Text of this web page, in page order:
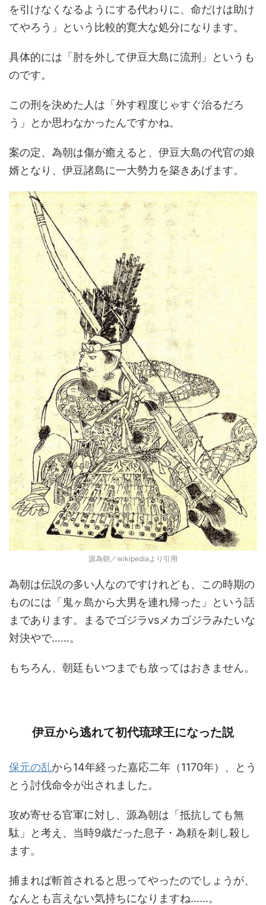
を引けなくなるようにする代わりに、命だけは助け
てやろう」という比較的寛大な処分になります。
具体的には「肘を外して伊豆大島に流刑」というも
のです。
この刑を決めた人は「外す程度じゃすぐ治るだろ
う」とか思わなかったんですかね。
案の定、為朝は傷が癒えると、伊豆大島の代官の娘
婿となり、伊豆諸島に一大勢力を築きあげます。
源為朝／wikipediaより引用
為朝は伝説の多い人なのですけれども、この時期の
ものには「鬼ヶ島から大男を連れ帰った」という話
まであります。まるでゴジラvsメカゴジラみたいな
対決やで……。
もちろん、朝廷もいつまでも放ってはおきません。
伊豆から逃れて初代琉球王になった説
保元の乱から14年経った嘉応二年（1170年）、とう
とう討伐命令が出されました。
攻め寄せる官軍に対し、源為朝は「抵抗しても無
駄」と考え、当時9歳だった息子・為頼を刺し殺し
ます。
捕まれば斬首されると思ってやったのでしょうが、
なんとも言えない気持ちになりますね……。